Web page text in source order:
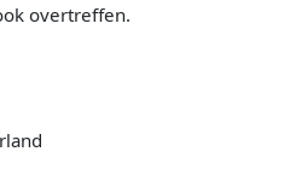
overtreffen.